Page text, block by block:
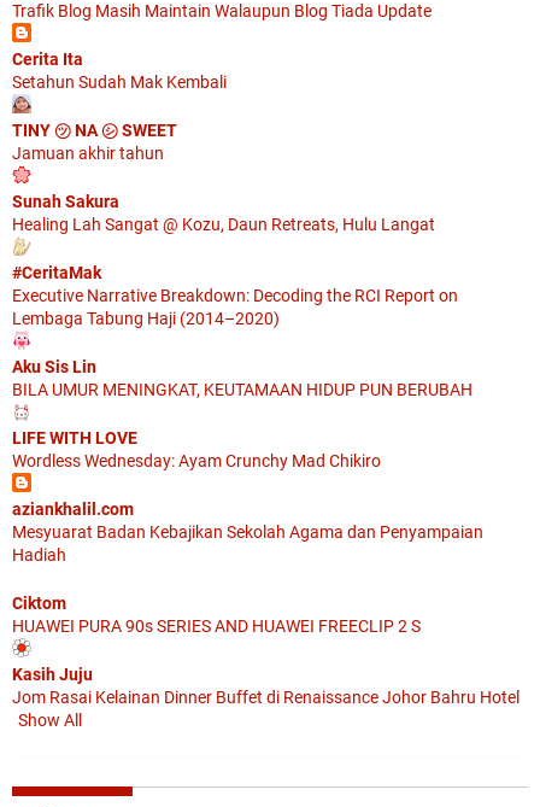
Trafik Blog Masih Maintain Walaupun Blog Tiada Update
Cerita Ita
Setahun Sudah Mak Kembali
TINY ㋡ NA ㋛ SWEET
Jamuan akhir tahun
Sunah Sakura
Healing Lah Sangat @ Kozu, Daun Retreats, Hulu Langat
#CeritaMak
Executive Narrative Breakdown: Decoding the RCI Report on
Lembaga Tabung Haji (2014–2020)
Aku Sis Lin
BILA UMUR MENINGKAT, KEUTAMAAN HIDUP PUN BERUBAH
LIFE WITH LOVE
Wordless Wednesday: Ayam Crunchy Mad Chikiro
aziankhalil.com
Mesyuarat Badan Kebajikan Sekolah Agama dan Penyampaian
Hadiah
Ciktom
HUAWEI PURA 90s SERIES AND HUAWEI FREECLIP 2 S
Kasih Juju
Jom Rasai Kelainan Dinner Buffet di Renaissance Johor Bahru Hotel
Show All